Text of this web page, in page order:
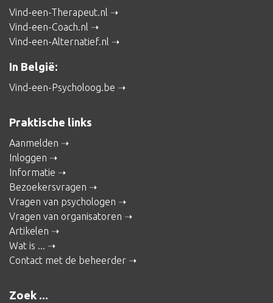
Vind-een-Therapeut.nl
Vind-een-Coach.nl
Vind-een-Alternatief.nl
In België:
Vind-een-Psycholoog.be
Praktische links
Aanmelden
Inloggen
Informatie
Bezoekersvragen
Vragen van psychologen
Vragen van organisatoren
Artikelen
Wat is ...
Contact met de beheerder
Zoek ...